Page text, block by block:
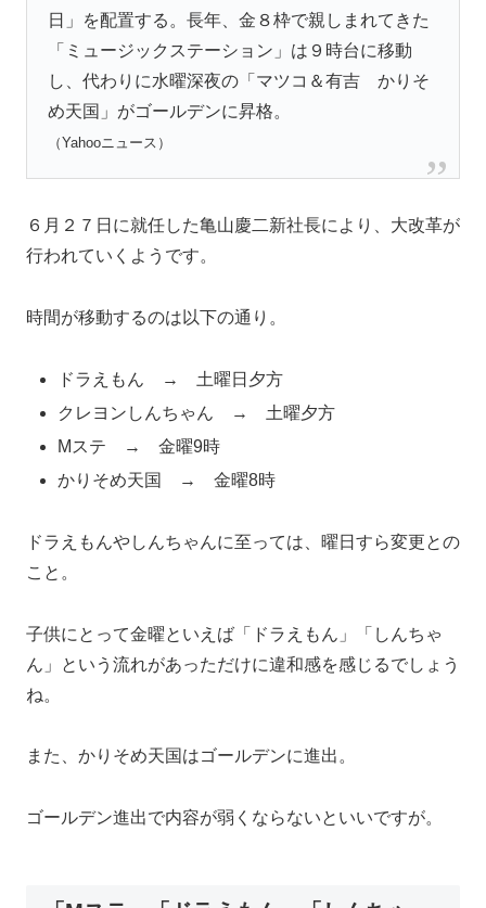
日」を配置する。長年、金８枠で親しまれてきた
「ミュージックステーション」は９時台に移動
し、代わりに水曜深夜の「マツコ＆有吉 かりそ
め天国」がゴールデンに昇格。
（Yahooニュース）
６月２７日に就任した亀山慶二新社長により、大改革が
行われていくようです。
時間が移動するのは以下の通り。
ドラえもん → 土曜日夕方
クレヨンしんちゃん → 土曜夕方
Mステ → 金曜9時
かりそめ天国 → 金曜8時
ドラえもんやしんちゃんに至っては、曜日すら変更との
こと。
子供にとって金曜といえば「ドラえもん」「しんちゃ
ん」という流れがあっただけに違和感を感じるでしょう
ね。
また、かりそめ天国はゴールデンに進出。
ゴールデン進出で内容が弱くならないといいですが。